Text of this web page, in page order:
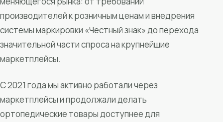
производителей к розничным ценам и внедрения
системы маркировки «Честный знак» до перехода
значительной части спроса на крупнейшие
маркетплейсы.
С 2021 года мы активно работали через
маркетплейсы и продолжали делать
ортопедические товары доступнее для